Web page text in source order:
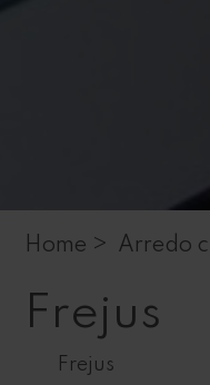
Home > Arredo
Frejus
Frejus